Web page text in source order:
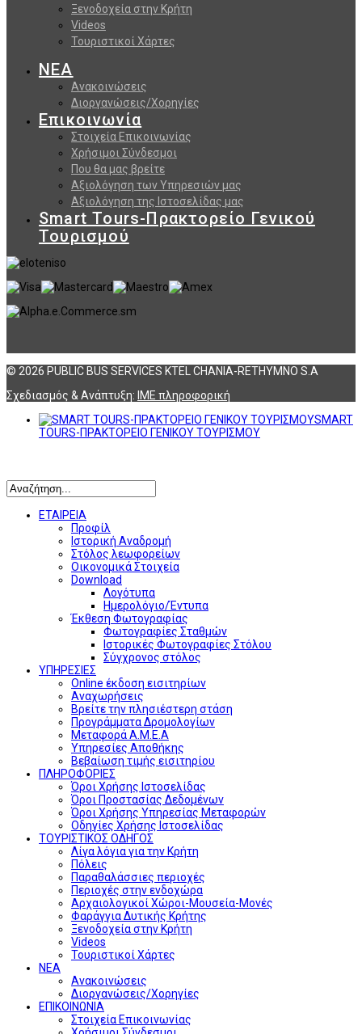
Ξενοδοχεία στην Κρήτη
Videos
Τουριστικοί Χάρτες
ΝΕΑ
Ανακοινώσεις
Διοργανώσεις/Χορηγίες
Επικοινωνία
Στοιχεία Επικοινωνίας
Χρήσιμοι Σύνδεσμοι
Που θα μας βρείτε
Αξιολόγηση των Υπηρεσιών μας
Αξιολόγηση της Ιστοσελίδας μας
Smart Tours-Πρακτορείο Γενικού
Τουρισμού
© 2026 PUBLIC BUS SERVICES KTEL CHANIA-RETHYMNO S.A
Σχεδιασμός & Ανάπτυξη: ΙΜΕ πληροφορική
SMART
TOURS-ΠΡΑΚΤΟΡΕΙΟ ΓΕΝΙΚΟΥ ΤΟΥΡΙΣΜΟΥ
ΕΤΑΙΡΕΙΑ
Προφίλ
Ιστορική Αναδρομή
Στόλος λεωφορείων
Οικονομικά Στοιχεία
Download
Λογότυπα
Ημερολόγιο/Έντυπα
Έκθεση Φωτογραφίας
Φωτογραφίες Σταθμών
Ιστορικές Φωτογραφίες Στόλου
Σύγχρονος στόλος
ΥΠΗΡΕΣΙΕΣ
Online έκδοση εισιτηρίων
Αναχωρήσεις
Βρείτε την πλησιέστερη στάση
Προγράμματα Δρομολογίων
Μεταφορά Α.Μ.Ε.Α
Υπηρεσίες Αποθήκης
Βεβαίωση τιμής εισιτηρίου
ΠΛΗΡΟΦΟΡΙΕΣ
Όροι Χρήσης Ιστοσελίδας
Όροι Προστασίας Δεδομένων
Όροι Χρήσης Υπηρεσίας Μεταφορών
Οδηγίες Χρήσης Ιστοσελίδας
ΤΟΥΡΙΣΤΙΚΟΣ ΟΔΗΓΟΣ
Λίγα λόγια για την Κρήτη
Πόλεις
Παραθαλάσσιες περιοχές
Περιοχές στην ενδοχώρα
Αρχαιολογικοί Χώροι-Μουσεία-Μονές
Φαράγγια Δυτικής Κρήτης
Ξενοδοχεία στην Κρήτη
Videos
Τουριστικοί Χάρτες
ΝΕΑ
Ανακοινώσεις
Διοργανώσεις/Χορηγίες
ΕΠΙΚΟΙΝΩΝΙΑ
Στοιχεία Επικοινωνίας